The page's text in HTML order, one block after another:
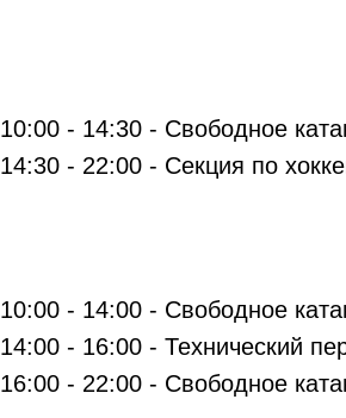
10:00 - 14:30 - Свободное
14:30 - 22:00 - Секция по
10:00 - 14:00 - Свободное
14:00 - 16:00 - Технический
16:00 - 22:00 - Свободное